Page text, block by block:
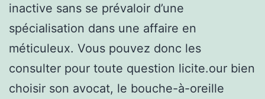
inactive sans se prévaloir d’une
spécialisation dans une affaire en
méticuleux. Vous pouvez donc les
consulter pour toute question licite.our bien
choisir son avocat, le bouche-à-oreille